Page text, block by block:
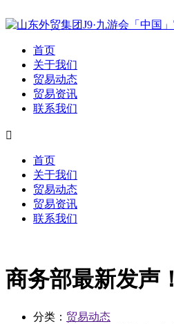
首页
关于我们
贸易动态
贸易资讯
联系我们

首页
关于我们
贸易动态
贸易资讯
联系我们
商务部最新发声！
分类： 贸易动态